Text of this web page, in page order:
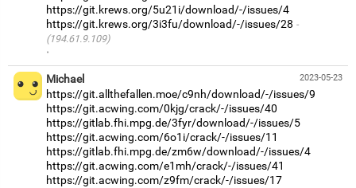
https://git.krews.org/5u21i/download/-/issues/4
https://git.krews.org/3i3fu/download/-/issues/28
(194.61.9.109)
·
2023-05-23
Michael
https://git.allthefallen.moe/c9nh/download/-/issues/9
https://git.acwing.com/0kjg/crack/-/issues/40
https://gitlab.fhi.mpg.de/3fyr/download/-/issues/5
https://git.acwing.com/6o1i/crack/-/issues/11
https://gitlab.fhi.mpg.de/zm6w/download/-/issues/4
https://git.acwing.com/e1mh/crack/-/issues/41
https://git.acwing.com/z9fm/crack/-/issues/17